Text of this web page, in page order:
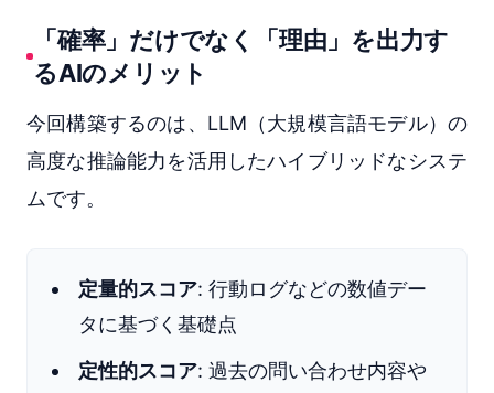
「確率」だけでなく「理由」を出力す
るAIのメリット
今回構築するのは、LLM（大規模言語モデル）の
高度な推論能力を活用したハイブリッドなシステ
ムです。
定量的スコア: 行動ログなどの数値デー
タに基づく基礎点
定性的スコア: 過去の問い合わせ内容や